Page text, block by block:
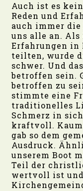
Auch ist es
Reden und
auch immer
uns alle an.
Erfahrungen in
teilten, wurde
schwer. Und
betroffen sein.
betroffen zu
stimmte eine
traditionelles
Schmerz in
kraftvoll.
gab so dem
Ausdruck.
unserem Boot
Teil der
wertvoll ist